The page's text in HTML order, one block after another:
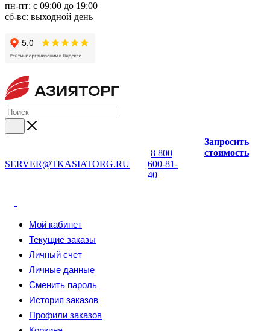
пн-пт: с 09:00 до 19:00
сб-вс: выходной день
SERVER@TKASIATORG.RU
8 800
600-81-
40
Запросить
стоимость
Мой кабинет
Текущие заказы
Личный счет
Личные данные
Сменить пароль
История заказов
Профили заказов